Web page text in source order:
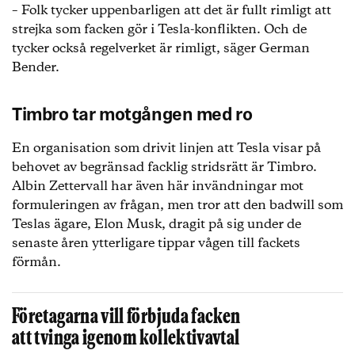
– Folk tycker uppenbarligen att det är fullt rimligt att
strejka som facken gör i Tesla-konflikten. Och de
tycker också regelverket är rimligt, säger German
Bender.
Timbro tar motgången med ro
En organisation som drivit linjen att Tesla visar på
behovet av begränsad facklig stridsrätt är Timbro.
Albin Zettervall har även här invändningar mot
formuleringen av frågan, men tror att den badwill som
Teslas ägare, Elon Musk, dragit på sig under de
senaste åren ytterligare tippar vågen till fackets
förmån.
Företagarna vill förbjuda facken
att tvinga igenom kollektivavtal